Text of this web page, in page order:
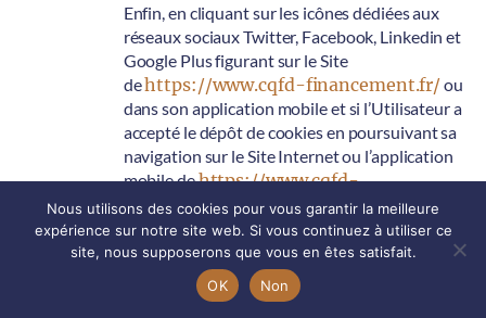
Enfin, en cliquant sur les icônes dédiées aux
réseaux sociaux Twitter, Facebook, Linkedin et
Google Plus figurant sur le Site
dehttps://www.cqfd-financement.fr/ou
dans son application mobile et si l’Utilisateur a
accepté le dépôt de cookies en poursuivant sa
navigation sur le Site Internet ou l’application
mobile dehttps://www.cqfd-
financement.fr/, Twitter, Facebook, Linkedin
et Google Plus peuvent également déposer des
cookies sur vos terminaux (ordinateur, tablette,
téléphone portable).
Nous utilisons des cookies pour vous garantir la meilleure
expérience sur notre site web. Si vous continuez à utiliser ce
site, nous supposerons que vous en êtes satisfait.
OK
Non